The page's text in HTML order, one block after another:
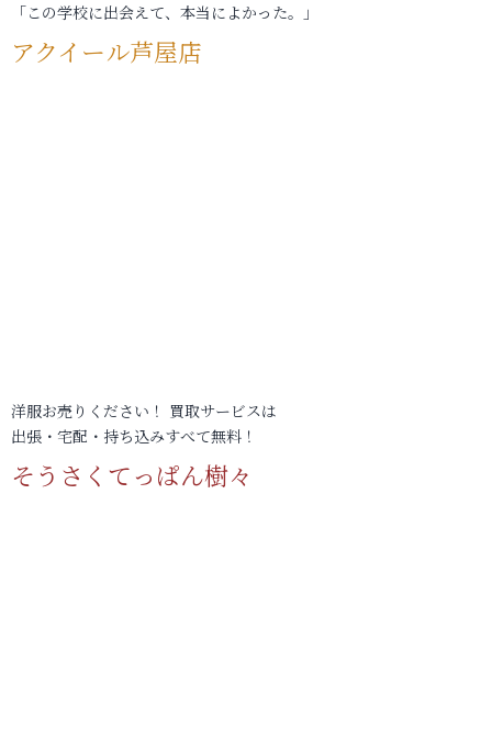
「この学校に出会えて、本当によかった。」
アクイール芦屋店
洋服お売りください！ 買取サービスは
出張・宅配・持ち込みすべて無料！
そうさくてっぱん樹々